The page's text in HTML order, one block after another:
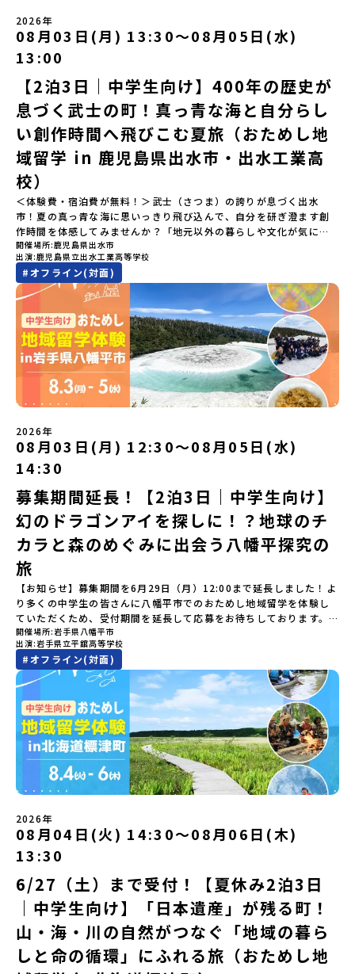
ら抽選の上、締め切り日から1週間を目途に、お申し込み時に記入い
ただいたメールアドレス宛に「当選／落選メール」をお送りいたし
ます。当選者は、メールに記載された「当選確認フォーム」に３日
以内に回答いただき、確認フォームの提出をもって参加確定とさせ
ていただきます。当選確認フォームの期日までにご回答いただけな
い場合は、当選を取り消しとさせていただきます。当選取り消しが
あった場合は、繰り上げ当選者へご連絡させていただきます。登録
メールアドレスの変更をご希望の場合は下記の地域みらい留学公式
LINEよりご連絡をお願いします。※受信制限設定をしていると、通
知メールをお受け取りいただけません。その場合は、
「@miratabi.jp」からのメールを受信できるよう設定をお願いいた
します。※結果に関する個別のお問合せにはお答えしておりません
ので、ご了承ください。・お申し込みについてお申込はお一人様1回
限りです。PC・スマートフォンからお申込ください。申込後の内容
変更はできません。お申込時は、メールアドレスの入力間違いにご
注意ください。・宿泊について１室に複数(同性2～4名程度)で宿泊
いただく予定です。・食事アレルギー対応について個別の詳細なア
レルギー対応希望にはお応えしかねる場合がございます。対応が必
要な場合は必ず事前にご相談ください。・参加取消や急遽参加でき
なくなった場合について参加決定後の参加お取り消しはご遠慮下さ
い。やむを得ないお取り消しの場合はお早めに事務局までご連絡く
ださい。・キャンセルポリシーやむを得ない参加お取り消しの場
合、以下のルールに沿って対応させていただきます。ご了承くださ
い。プログラム開催日の前日＜7月3日＞から、【キャンセルのご連
絡日：お支払いいただく旅行代金】・21日目にあたる日以前：無
料・20日目-8日目：20％・7日目-2日目：30％・プログラム開始日
加またはプログラム開始後の解除：100％・催行中止について天候な
どの状況等によって開催を見合わせる可能性があります。その場合
は原則、開催日1週間前までにご連絡いたします。又、最少催行人数
に達しなかった場合は、開催日3週間前までに催行中止の旨をメール
にてご連絡いたします。・よくあるご質問その他、よくあるご質問
についてはこちらをご確認ください。運営団体について＜プログラ
ム主催：一般財団法人地域・教育魅力化プラットフォーム＞「意志
ある若者にあふれる持続可能な地域・社会をつくる」というビジョ
ンを掲げ、2017年3月に島根県に設立した教育事業団体です。日本
全国約200の高校と連携しながら、中学卒業後に地域の枠を越えて生
徒一人ひとりの夢や価値観に合った地域・学校で1〜3年間過ごすこ
とができるシステム「地域みらい留学」をはじめとした、教育事業
や地域活性モデルをつくり続けています。名 称：一般財団法人地
域・教育魅力化プラットフォーム設 立：2017年3月代表者：岩本
悠所在地：〒690-0842 島根県松江市東本町二丁目25-6 みらい
BASE2階 その他所在地公式HP：http://c-platform.or.jp/お問い
合わせ先担当：小川・小原E-mail：info@miratabi.jp「おためし
地域留学体験」のプログラム開催情報を公式LINEにて配信中！ぜひ
ご登録ください♪地域みらい留学公式LINE
「みんなでBBQディナー」 -さらに仲間や地元の高校生、町の大人
たちと交流＜3日目＞（AM）「アイヌが愛した森を散策するフィー
ルドワーク」「3日間の振り返りワーク」 -みんなで振り返り対話
「ランチ/お土産タイム」（PM） 13：30頃プログラム終了-新千歳
空港には15：00頃に到着予定です。※天候の状況や参加人数によっ
てプログラムを変更する場合がございます。参加概要【開催場所】
北海道平取町（びらとりちょう）【実施日程】7月18日(土)～7月20
日(月祝)※参加が確定した方には6月3日(水) 18：30～20：00に
「参加者向け事前オンライン研修」をご案内する予定です。必ず参
加をお願いします。【集合場所・時間】7月18日(土) 12：00 新千歳
空港※12：00までに新千歳空港に到着する便で手配ください。【解
散場所・時間】7月20日(祝月) 15：00頃 新千歳空港※16：00以降
に新千歳空港を出発する便で手配ください。【対象】中学2年生、中
学3年生【宿泊先】ゲストハウス ヤント※ドミトリータイプの2段ベ
ッド（1室2～4名）で宿泊いただく予定です。【旅行代金】無料※旅
行代金に含まれる費用のうち、以下の内容が無料となります・宿泊
費（2泊分）・プログラム内のアクティビティ・体験費用・一部の食
事代※以下の費用は参加者のご負担となります・集合場所までの往
復交通費・お土産代や自由時間の個人飲食費などの個人的費用【募
集人数】最大10名（お申し込み多数の場合は抽選の上決定）【参加
者決定】お申し込み多数の場合は、締め切り後1週間を目途に当落結
果をご連絡いたします。【申し込み受付締切】4月30日(木)12：00
から 5月14日(木) 12：00まで疑問も不安もワクワクに変える！「お
ためし地域留学」ステップアップ説明会プログラムの内容を詳しく
知りたい方や、お申し込みを迷われている方向けにZoomでのオン
ライン配信を行います。知りたい情報のレベルに合わせて、以下の2
つのステップをご活用ください。【STEP 1】全体オンライン説明会
（アーカイブ動画を公開中！）〜まずは「おためし地域留学」を知
りたい方へ〜日本全国20以上の地域から選んで参加できる「おため
し地域留学」の魅力を凝縮したアーカイブ動画をご覧いただけま
す。初めての一人旅への不安や、事務局のサポート体制、安全面に
る]YouTube：https://youtu.be/Yt8nd04aNgA?
si=e5erbspvwz5O8_uF【STEP 2】平取町プログラム説明会〜
「平取町」の内容を具体的に深掘りしたい方へ〜全体説明を聞いた
うえで、「平取町では具体的に何をするの？」「どんな町なの？」
という疑問にお答えする説明会です。平取町ならではの豊かな文化
や、2泊3日のプログラムの中身をたっぷりとお伝えします。日
時： 5月7日(木) 19：00〜19：40内 容： 平取町ってどんなとこ
ろ？、プログラム詳細解説、質疑応答お申し込み：https://c-
mirai.jp/events/002112どちらの説明会でも、お気軽にどうぞ！
「はじめての一人旅だけど大丈夫？」「どんな体験ができるの？」
そんな保護者様の不安や、中学生のみなさんの素朴な疑問にスタッ
フが直接お答えします。チャットでの質問も可能ですので、ぜひご
自宅からリラックスしてご参加ください。▼お申し込み前に必ずご
確認ください・参加規約への同意プログラムへの参加申し込みいた
だく前に、「お申し込みに関する各規約」への同意が必須となりま
す。ご確認ください。・抽選による参加者決定についてお申込みい
ただいた方の中から抽選の上、締め切り日から1週間を目途に、お申
し込み時に記入いただいたメールアドレス宛に「当選／落選メー
ル」をお送りいたします。当選者は、メールに記載された「当選確
認フォーム」に３日以内に回答いただき、確認フォームの提出をも
にご回答いただけない場合は、当選を取り消しとさせていただきま
す。当選取り消しがあった場合は、繰り上げ当選者へご連絡させて
いただきます。登録メールアドレスの変更をご希望の場合は下記の
地域みらい留学公式LINEよりご連絡をお願いします。※受信制限設
定をしていると、通知メールをお受け取りいただけません。その場
合は、「@miratabi.jp」からのメールを受信できるよう設定をお願
いいたします。※結果に関する個別のお問合せにはお答えしており
ませんので、ご了承ください。・お申し込みについてお申込はお一
人様1回限りです。PC・スマートフォンからお申込ください。申込
後の内容変更はできません。お申込時は、メールアドレスの入力間
違いにご注意ください。・宿泊について１室に複数(同性2～4名程
です。どんな困難な状況にも真っ向から立ち向かい、未知の領域へ
夢を追って挑戦し続ける姿勢や、手つかずの大自然の中で一攫千金
の夢を抱いて熱中した「砂金掘り」、自らの手で広大な大地を切り
拓いてきた農業や漁業の歴史など、夢を追う人々が集まる他の町に
はない風土が存在します。大樹町では、このフロンティアスピリッ
ツが現在、「北海道の小さな町から宇宙を目指す」という新たな夢
へと繋がっています。 「宇宙版シリコンバレー」の実現を目指し、
国内外の宇宙関連企業が集まる宇宙港「北海道スペースポート」の
整備が進められています。 この未来への挑戦の精神は、民間企業に
よる日本初のロケット打ち上げ成功という形で実を結び、世界有数
のロケット発射場の適地として全国・アジア各国からも大きな注目
を集めています 今回は、そんな大樹町の過去から未来へ繋がるフロ
ンティアスピリッツに触れるアクティビティへ出発！農業からロケ
ットまで本物の現場を体感し、他では味わえない体験を五感をフル
につかって楽しむことができます🎵大樹高校は、農業から宇宙まで
「町のぜんぶが教科書」！大樹高校の学びは、ただ教室の机に座っ
ているだけではありません！農業や漁業から、最先端の宇宙科学ま
で「町のぜんぶが教科書」 です。先輩たちは「地域探究」の授業
や、放課後の「地域探究サークル」を通して、学校の外へどんどん
飛び出し町の人たちと一緒にリアルな課題解決にチャレンジしてい
ます。そんな先輩たちとの交流がきっと「未来の自分」のヒントが
見つかるはず！ あたたかい町の人たちや先輩たちとの出会いが待っ
ている北海道大樹町へ、あなたの世界をグッと広げる特別な旅に出
発しませんか？ 体験のおすすめポイント体験プログラム内容（予
定）＜１日目＞（PM）「オリエンテーション・自己紹介ワーク」
「大樹町の自然を満喫」 -先人の知恵と夢を体験「砂金堀」 -川
樹高校見学・寮見学」 -大樹高校の特徴を知る学校体験 -高校生
との対話「大樹町の魅力を体験①」 -大樹町ならではのランチ＆ス
イーツ（PM）「大樹町の魅力を体験②」 -大樹町宇宙交流センタ
ーSORA見学 -モデルロケットを飛ばしてみよう！「みんなで
BBQ」 -さらに仲間や地元の高校生、町の大人たちと交流＜3日目
＞（AM）「3日間の振り返りワーク」 -みんなで振り返り対話「牧
場の舞台裏。フィールドワーク」 -牧場見学・搾乳体験・動物と触
れ合おう「ランチ/お土産タイム」（PM） 14：00頃プログラム終
了-とかち帯広空港には15：00頃に到着予定です。※天候の状況や参
加人数によってプログラムを変更する場合がございます。参加概要
【開催場所】北海道大樹町（たいきちょう）【実施日程】7月28日
(火)〜 7月30日(木)※参加が確定した方には6月19日(金) 18：30～
20：00に「参加者向け事前オンライン研修」をご案内する予定で
す。必ず参加をお願いします。【集合場所・時間】7月28日(火)
13：00 とかち帯広空港※13：00までにとかち帯広空港に到着する
便で手配ください。【解散場所・時間】7月30日(木) 15：00頃 とか
ち帯広空港※16：00以降にとかち帯広空港を出発する便で手配くだ
さい。【対象】中学2年生、中学3年生【宿泊先】大樹町ワーキング
ステイ住宅※1室に複数(同性2～4名程度)で宿泊いただく予定です。
【旅行代金】無料※旅行代金に含まれる費用のうち、以下の内容が
無料となります：・宿泊費（2泊分）・プログラム内のアクティビテ
ィ・体験費用・一部の食事代*以下の費用は参加者のご負担となりま
す・集合場所までの往復交通費・お土産代や自由時間の個人飲食費
などの個人的費用【募集人数】最大10名（お申し込み多数の場合は
抽選の上決定）【参加者決定】お申し込み多数の場合は、締め切り
間】申込期間が延長になりました！5月7日(木)12：00 から 6月4日
(木) 12：00まで疑問も不安もワクワクに変える！「おためし地域留
学」ステップアップ説明会プログラムの内容を詳しく知りたい方
や、お申し込みを迷われている方向けにZoomでのオンライン配信
を行います。知りたい情報のレベルに合わせて、以下の2つのステッ
プをご活用ください。【STEP 1】全体オンライン説明会（アーカイ
ブ動画を公開中！）〜まずは「おためし地域留学」を知りたい方
へ〜日本全国20以上の地域から選んで参加できる「おためし地域留
学」の全体像や魅力について、説明会を開催しました。中学生一人
での参加にあたり、保護者様が特に気になる「安全面」や「事務局
のサポート体制」についても詳しく解説しています。ぜひ、ご自宅
2026年
08月03日(月) 13:30〜08月05日(水)
13:00
【2泊3日｜中学生向け】400年の歴史が
息づく武士の町！真っ青な海と自分らし
い創作時間へ飛びこむ夏旅（おためし地
域留学 in 鹿児島県出水市・出水工業高
校）
＜体験費・宿泊費が無料！＞武士（さつま）の誇りが息づく出水
市！夏の真っ青な海に思いっきり飛び込んで、自分を研ぎ澄ます創
作時間を体感してみませんか？「地元以外の暮らしや文化が気にな
る。いつか留学してみたい！」「自分の進学や将来の可能性をもっ
とひらきたい！」「ものづくりや工業高校に興味がある！」そんな
中学生のみなさんにおすすめ！「おためし地域留学」は、日本全国
約200の高校と連携し、地域の枠を超えて学校生活を送る「地域みら
い留学」をプチ体験できるプログラムです。はじめてのひとり旅で
も安心！現地でもスタッフがしっかりとサポートいたします。今回
のフィールドは「鹿児島県 出水市（いずみし）出水工業高校」出水
市（いずみし）は、鹿児島県の玄関口にあるまち。ここでしか見ら
れない景色と、地元の人たちがずっと大切にしてきたものがありま
す。400年前から続く「武士の道」を歩く昔、武士たちがまちを守る
ために築いた「出水麓（いずみふもと）武家屋敷群」。今も残る約
150軒のお屋敷のほとんどに、今も人が住んでいます。400年前の武
士が歩いた道を、自分の足で歩く。まるで、まち全体がタイムカプ
セル。真っ青な海へダイブ！目の前に広がる八代海（やつしろか
い）は穏やかなリアス式海岸。海に沈む夕日は一生に一度は見てお
きたい景色です。出水工業高校は、「建築科」と「機械電気科」の2
つの学科。金属加工、電気工作、建物のデザインにチャレンジでき
る環境。「高校生ものづくりコンテスト」の木材加工部門で九州大
会2位に輝くなど、先輩たちの実力はホンモノ！この旅では自分の手
でモノをつくる時間を体験。金属を削ったり、電気を組んだり、木
で形をつくったり。プロの機械にさわれる高校で&quot;自分の手
&quot;でモノづくりにチャレンジ。夜には自分だけの「竹灯籠（た
けとうろう）」を作って灯りをともします。真っ青な海に思いっき
りダイブしたり、全国から集まった仲間や地元の高校生、地域の方
たちとワイワイBBQや夕ごはんづくりは一生の思い出になるはず！
ちょっとドキドキするけど、楽しい！に出会う3日間。熱気あふれる
出水市の冒険に飛び込んでみませんか？体験のおすすめポイント体
験プログラム内容（予定）＜1日目＞（PM）「オリエンテーショ
ン・自己紹介ワーク」「みんなで海遊び！」 -心をほぐして、出水
に飛び込む！海を満喫しよう！「みんなで夕食」「1日目の振り返り
会」＜2日目＞（AM）「出水工業高校のオープンスクールに参
加」 -高校見学 -授業体験（PM）「学校のことを深く知る・もの
づくりにチャレンジ！」 -各学科を実際に体験する -ものづくり
にチャレンジ -竹灯籠づくりを創って灯りをともす「みんなで
BBQ」「2日目の振り返り会」＜3日目＞（AM）「3日間の振り返り
ワーク」 -みんなで振り返り対話（PM） 13:00頃 解散（出水駅）
※天候の状況や参加人数によってプログラムを変更する場合がござ
（月）〜 8月5日（水）※参加が確定した方には7月7日(火) 18:30-
20:00に「参加者向け事前オンライン会」をご案内する予定です。必
ず参加をお願いします。【集合場所・時間】出水駅 8月3日(月)
13:30 集合【解散場所・時間】出水駅 8月5日(水) 12:00 解散【対
象】中学生2～3年生【宿泊先】現在調整中※1室に複数名(同性)で宿
泊いただく予定です。【旅行代金】無料※旅行代金に含まれる費用
のうち、以下の内容が無料となります：・宿泊費（2泊分）・プログ
ラム内のアクティビティ・体験費用・一部の食事代*以下の費用は参
加者のご負担となります・集合場所までの往復交通費・お土産代や
自由時間の個人飲食費などの個人的費用【募集人数】最大10名（お
申し込み多数の場合は抽選の上決定）【参加者決定】お申し込み多
開催場所 鹿児島県出水市
出演 鹿児島県立出水工業高等学校
#オフライン(対面)
2026年
08月03日(月) 12:30〜08月05日(水)
14:30
募集期間延長！【2泊3日｜中学生向け】
幻のドラゴンアイを探しに！？地球のチ
カラと森のめぐみに出会う八幡平探究の
旅
【お知らせ】募集期間を6月29日（月）12:00まで延長しました！よ
り多くの中学生の皆さんに八幡平市でのおためし地域留学を体験し
ていただくため、受付期間を延長して応募をお待ちしております。
「申し込みのタイミングを逃してしまった」という方も、この機会
にぜひ一歩踏み出してみませんか？※都合により締め切りを早める
場合がございます。お早目にご応募ください！＜体験費・宿泊費が
無料＞緑があふれる大自然の町へ！世界でここでしかできない「自
然×アートの融合体験」や「自然クラフト」を楽しんでみません
か？「大自然や文化体験が好き！興味がある！」「その地域にしか
ない郷土料理を味わってみたい！」「地元以外の暮らしや文化が気
になる。いつか留学してみたい！」そんな中学生のみなさんにおす
すめ！「おためし地域留学体験」は、日本全国約200の高校と連携し
ながら地域の枠を超えて学校生活を送ることができる「地域みらい
留学」をプチ体験できるプログラムです。はじめてでも安心！現地
ではスタッフがしっかりとサポートいたします。今回のフィールド
は「岩手県八幡平市（はちまんたいし）」岩手県八幡平市（はちま
んたいし）は北西部にあり、秋田県との県境にある自然豊かな町で
す。町の約83％は「森林」！標高1,000mを超える山岳地帯や高原
もあり緑が豊かな大自然を感じることができ、新緑、山菜の春、花
の夏、紅葉の秋、スキーや樹氷の冬と四季ごとに美しい景色を見る
ことのできるユニークな町です。「十和田八幡平（とわだはちまん
たい）国立公園」では登山やトレッキング、「安比高原（あっぴこ
うげん）スキー場」は日本国内最大級のスキーリゾートとして有名
で、一年中自然アクティビティを楽しむことができます！そして八
幡平市にある「松川地熱発電所」は、日本で初めて「地球のチカラ
を電気に変えた」場所！八幡平の地下からわき出す蒸気をそのまま
開催場所 岩手県八幡平市
出演 岩手県立平舘高等学校
#オフライン(対面)
2026年
08月04日(火) 14:30〜08月06日(木)
13:30
6/27（土）まで受付！【夏休み2泊3日
｜中学生向け】「日本遺産」が残る町！
山・海・川の自然がつなぐ「地域の暮ら
しと命の循環」にふれる旅（おためし地